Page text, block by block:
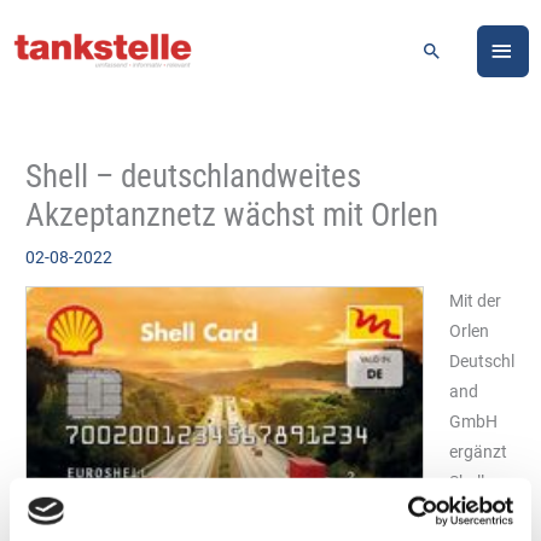
Inhalt
Suchen
Shell – deutschlandweites
Akzeptanznetz wächst mit Orlen
02-08-2022
Mit der
Orlen
Deutschl
and
GmbH
ergänzt
Shell
sein